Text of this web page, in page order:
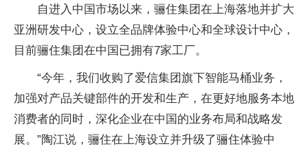
自进入中国市场以来，骊住集团在上海落地并扩大
亚洲研发中心，设立全品牌体验中心和全球设计中心，
目前骊住集团在中国已拥有7家工厂。
“今年，我们收购了爱信集团旗下智能马桶业务，
加强对产品关键部件的开发和生产，在更好地服务本地
消费者的同时，深化企业在中国的业务布局和战略发
展。”陶江说，骊住在上海设立并升级了骊住体验中